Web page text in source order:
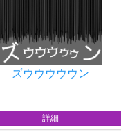
ズウウウウウン
詳細